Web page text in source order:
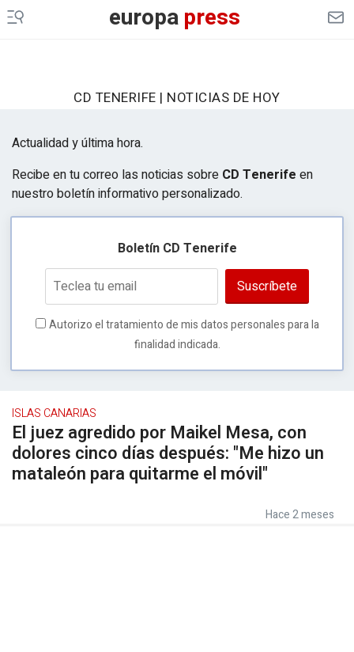
europapress
CD TENERIFE | NOTICIAS DE HOY
Actualidad y última hora.
Recibe en tu correo las noticias sobre CD Tenerife en
nuestro boletín informativo personalizado.
Boletín CD Tenerife
Suscríbete
Autorizo el tratamiento de mis datos personales para la
finalidad indicada.
ISLAS CANARIAS
El juez agredido por Maikel Mesa, con
dolores cinco días después: "Me hizo un
mataleón para quitarme el móvil"
Hace 2 meses